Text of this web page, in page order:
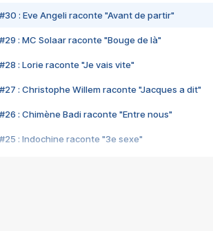
#30 : Eve Angeli raconte "Avant de partir"
#29 : MC Solaar raconte "Bouge de là"
#28 : Lorie raconte "Je vais vite"
#27 : Christophe Willem raconte "Jacques a dit"
#26 : Chimène Badi raconte "Entre nous"
#25 : Indochine raconte "3e sexe"